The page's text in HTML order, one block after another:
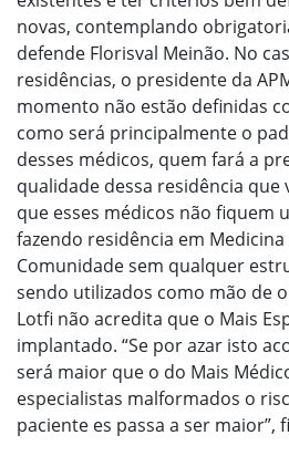
novas, contemplando
defende Florisval Meinão. No
residências, o presidente da
momento não estão definidas
como será principalmente o
desses médicos, quem fará a
qualidade dessa residência que
que esses médicos não fiquem
fazendo residência em Medicina
Comunidade sem qualquer
sendo utilizados como mão de
Lotfi não acredita que o Mais
implantado. “Se por azar isto
será maior que o do Mais
especialistas malformados o
paciente es passa a ser maior”,